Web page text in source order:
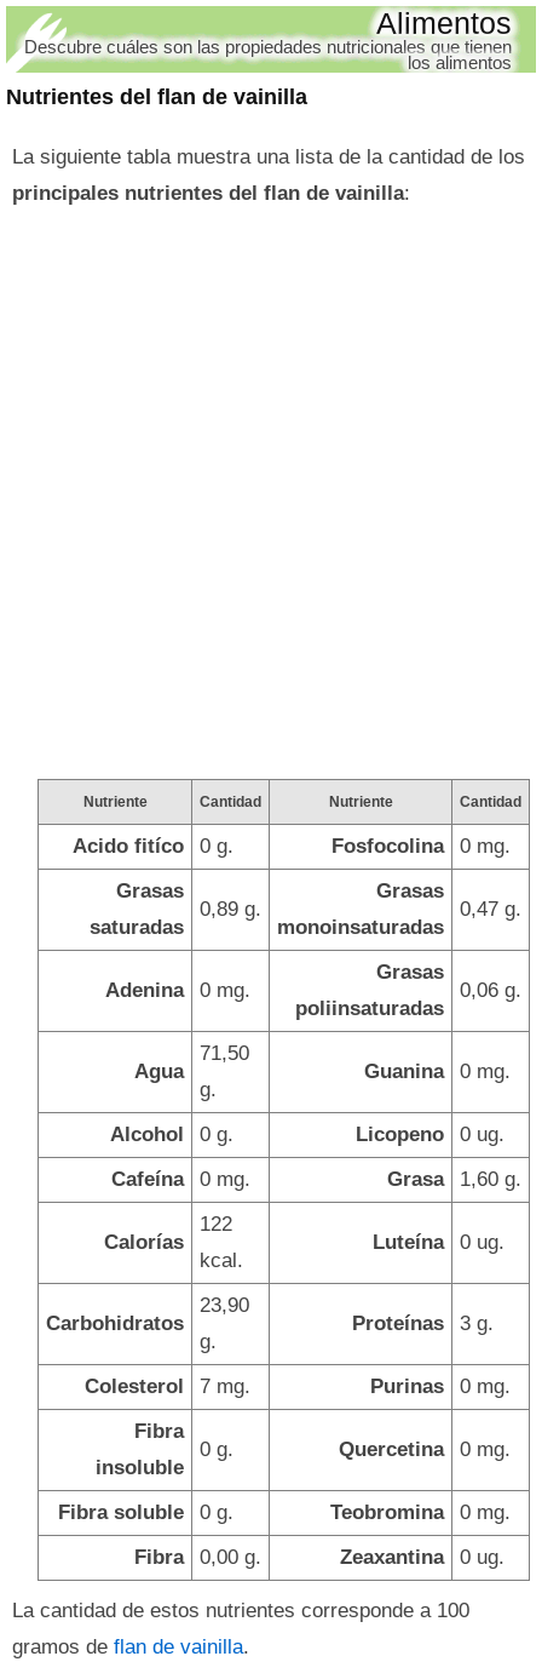
Nutrientes del flan de vainilla
Alimentos
Descubre cuáles son las propiedades nutricionales que tienen
los alimentos
La siguiente tabla muestra una lista de la cantidad de los
principales nutrientes del flan de vainilla:
Nutriente Cantidad Nutriente Cantidad
Acido fitíco 0 g. Fosfocolina
0 mg.
Grasas
saturadas
0,89 g.
Grasas
monoinsaturadas
0,47 g.
Adenina 0 mg.
Grasas
poliinsaturadas
0,06 g.
Agua
71,50
g.
Guanina 0 mg.
Alcohol 0 g. Licopeno
0 ug.
Cafeína
0 mg. Grasa 1,60 g.
Calorías
122
kcal.
Luteína 0 ug.
Carbohidratos
23,90
g.
Proteínas 3 g.
Colesterol 7 mg. Purinas
0 mg.
Fibra
insoluble
0 g. Quercetina 0 mg.
Fibra soluble 0 g. Teobromina
0 mg.
Fibra
0,00 g. Zeaxantina 0 ug.
La cantidad de estos nutrientes corresponde a 100
gramos de flan de vainilla.